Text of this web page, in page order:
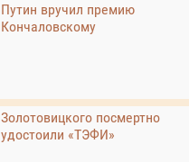
Путин вручил премию
Кончаловскому
Золотовицкого посмертно
удостоили «ТЭФИ»